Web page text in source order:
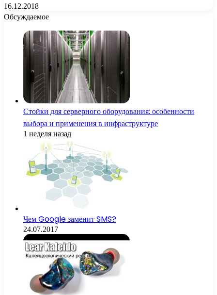
16.12.2018
Обсуждаемое
Стойки для серверного оборудования: особенности
выбора и применения в инфраструктуре
1 неделя назад
Чем Google заменит SMS?
24.07.2017